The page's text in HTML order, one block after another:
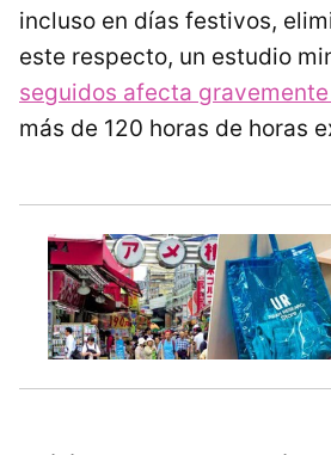
incluso en días festivos,
este respecto, un estudio
seguidos afecta
más de 120 horas de horas